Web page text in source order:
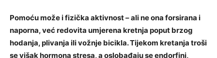
Pomoću može i fizička aktivnost – ali ne ona forsirana i
naporna, već redovita umjerena kretnja poput brzog
hodanja, plivanja ili vožnje bicikla. Tijekom kretanja troši
se višak hormona stresa, a oslobađaju se endorfini,